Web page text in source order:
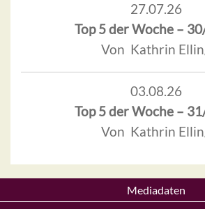
27.07.26
Top 5 der Woche –
Von Kathrin
03.08.26
Top 5 der Woche –
Von Kathrin
Mediadaten